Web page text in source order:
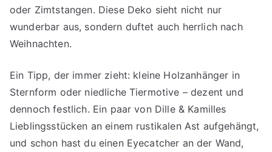
oder Zimtstangen. Diese Deko sieht nicht nur
wunderbar aus, sondern duftet auch herrlich nach
Weihnachten.
Ein Tipp, der immer zieht: kleine Holzanhänger in
Sternform oder niedliche Tiermotive – dezent und
dennoch festlich. Ein paar von Dille & Kamilles
Lieblingsstücken an einem rustikalen Ast aufgehängt,
und schon hast du einen Eyecatcher an der Wand,